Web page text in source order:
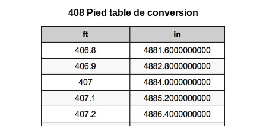
408 Pied table de conversion